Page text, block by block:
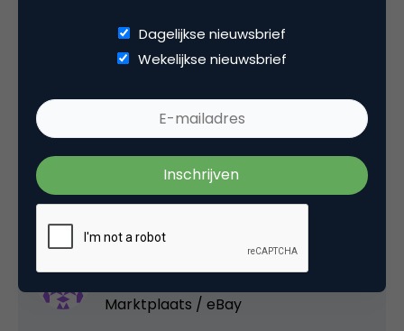
.
Deel dit artikel
Kopieer link
Manager Online Marketing bij
Marktplaats / eBay
Dagelijkse nieuwsbrief
Wekelijkse nieuwsbrief